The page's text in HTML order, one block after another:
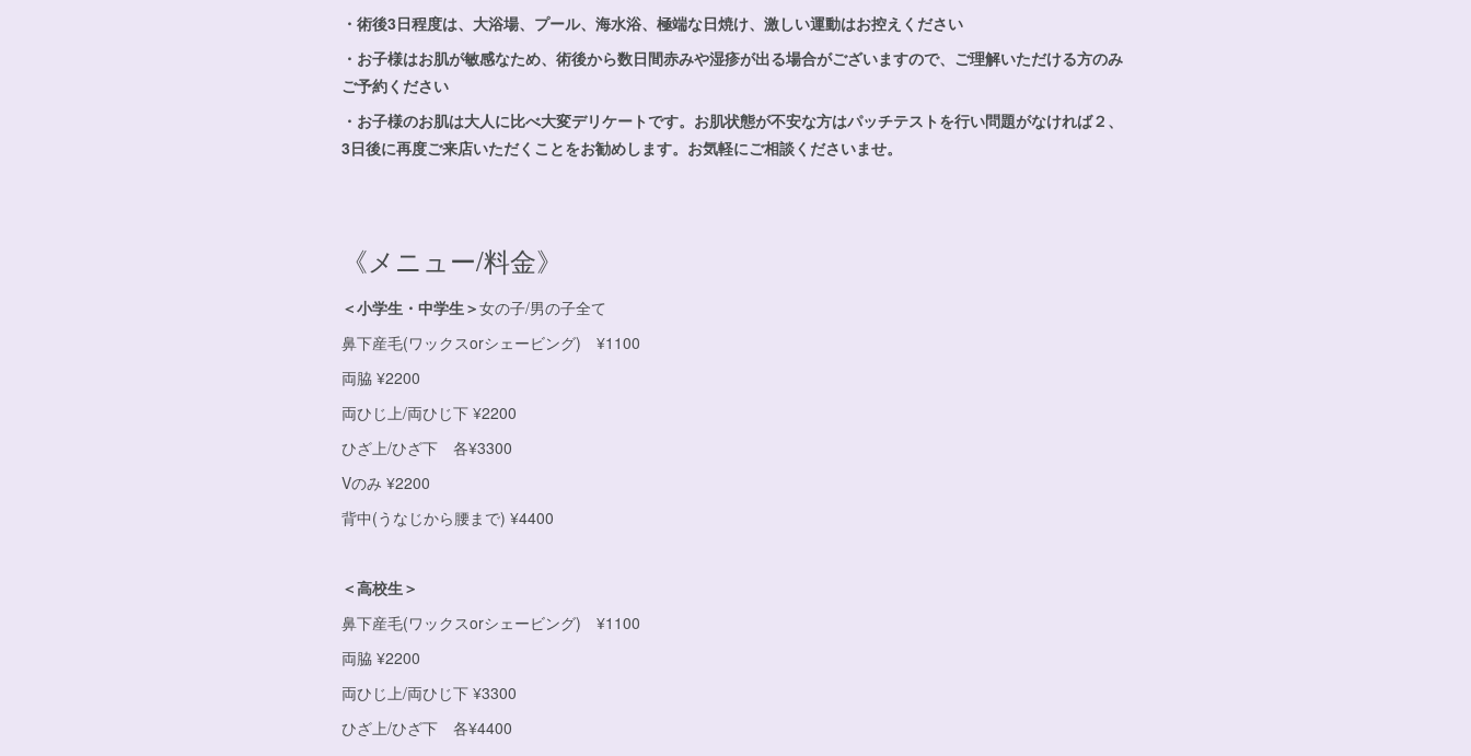
・術後3日程度は、大浴場、プール、海水浴、極端な日焼け、激しい運動はお控えください
・お子様はお肌が敏感なため、術後から数日間赤みや湿疹が出る場合がございますので、ご理解いただける方のみ
ご予約ください
・お子様のお肌は大人に比べ大変デリケートです。お肌状態が不安な方はパッチテストを行い問題がなければ２、
3日後に再度ご来店いただくことをお勧めします。お気軽にご相談くださいませ。
《メニュー/料金》
＜小学生・中学生＞女の子/男の子全て
鼻下産毛(ワックスorシェービング) ¥1100
両脇 ¥2200
両ひじ上/両ひじ下 ¥2200
ひざ上/ひざ下 各¥3300
Vのみ ¥2200
背中(うなじから腰まで) ¥4400
＜高校生＞
鼻下産毛(ワックスorシェービング) ¥1100
両脇 ¥2200
両ひじ上/両ひじ下 ¥3300
ひざ上/ひざ下 各¥4400